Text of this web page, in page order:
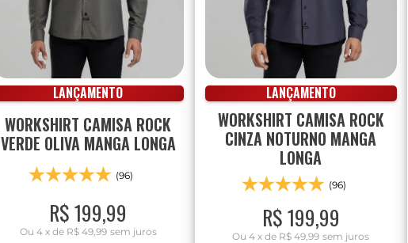
LANÇAMENTO
WORKSHIRT CAMISA ROCK
VERDE OLIVA MANGA LONGA
(96)
R$199,99
Ou 4 xde R$ 49,99 sem juros
LANÇAMENTO
WORKSHIRT CAMISA ROCK
CINZA NOTURNO MANGA
LONGA
(96)
R$199,99
Ou4 x de R$ 49,99 sem juros